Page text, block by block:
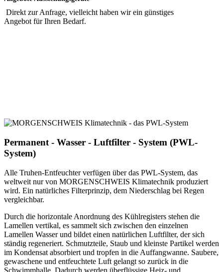
Direkt zur Anfrage, vielleicht haben wir ein günstiges
Angebot für Ihren Bedarf.
Permanent - Wasser - Luftfilter - System (PWL-
System)
Alle Truhen-Entfeuchter verfügen über das PWL-System, das
weltweit nur von MORGENSCHWEIS Klimatechnik produziert
wird. Ein natürliches Filterprinzip, dem Niederschlag bei Regen
vergleichbar.
Durch die horizontale Anordnung des Kühlregisters stehen die
Lamellen vertikal, es sammelt sich zwischen den einzelnen
Lamellen Wasser und bildet einen natürlichen Luftfilter, der sich
ständig regeneriert. Schmutzteile, Staub und kleinste Partikel werden
im Kondensat absorbiert und tropfen in die Auffangwanne. Saubere,
gewaschene und entfeuchtete Luft gelangt so zurück in die
Schwimmhalle. Dadurch werden überflüssige Heiz- und